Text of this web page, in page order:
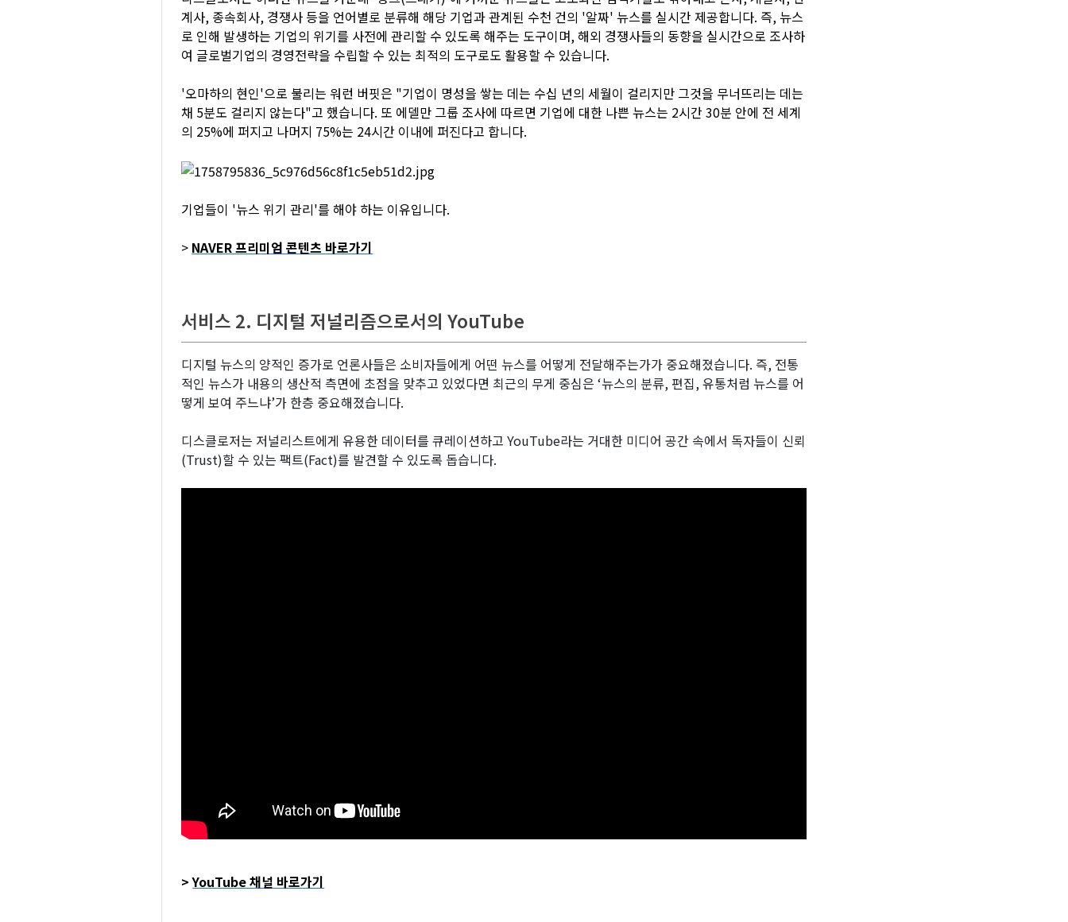
계사, 종속회사, 경쟁사 등을 언어별로 분류해 해당 기업과 관계된 수천 건의 '알짜' 뉴스를 실시간 제공합니다. 즉, 뉴스
로 인해 발생하는 기업의 위기를 사전에 관리할 수 있도록 해주는 도구이며, 해외 경쟁사들의 동향을 실시간으로 조사하
여 글로벌기업의 경영전략을 수립할 수 있는 최적의 도구로도 활용할 수 있습니다.
'오마하의 현인'으로 불리는 워런 버핏은 "기업이 명성을 쌓는 데는 수십 년의 세월이 걸리지만 그것을 무너뜨리는 데는
채 5분도 걸리지 않는다"고 했습니다. 또 에델만 그룹 조사에 따르면 기업에 대한 나쁜 뉴스는 2시간 30분 안에 전 세계
의 25%에 퍼지고 나머지 75%는 24시간 이내에 퍼진다고 합니다.
기업들이 '뉴스 위기 관리'를 해야 하는 이유입니다.
> NAVER 프리미엄 콘텐츠 바로가기
서비스 2. 디지털 저널리즘으로서의 YouTube
디지털 뉴스의 양적인 증가로 언론사들은 소비자들에게 어떤 뉴스를 어떻게 전달해주는가가 중요해졌습니다. 즉, 전통
적인 뉴스가 내용의 생산적 측면에 초점을 맞추고 있었다면 최근의 무게 중심은 ‘뉴스의 분류, 편집, 유통처럼 뉴스를 어
떻게 보여 주느냐’가 한층 중요해졌습니다.
디스클로저는 저널리스트에게 유용한 데이터를 큐레이션하고 YouTube라는 거대한 미디어 공간 속에서 독자들이 신뢰
(Trust)할 수 있는 팩트(Fact)를 발견할 수 있도록 돕습니다.
>YouTube 채널 바로가기